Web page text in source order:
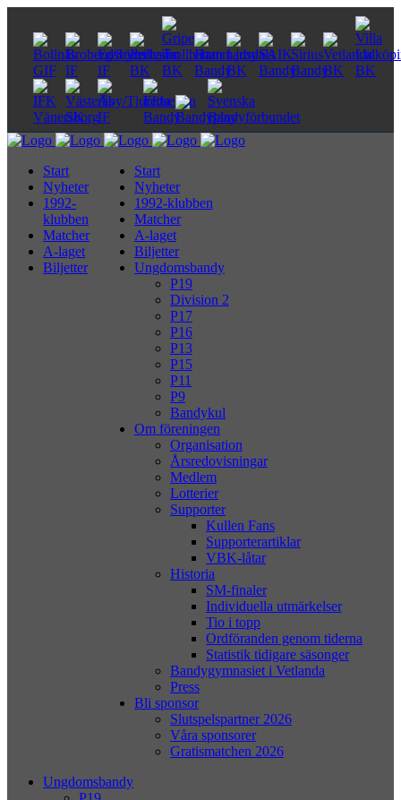
Start
Nyheter
1992-klubben
Matcher
A-laget
Biljetter
Ungdomsbandy
P19
Division 2
P17
P16
P13
P15
P11
P9
Bandykul
Om föreningen
Organisation
Årsredovisningar
Medlem
Lotterier
Supporter
Kullen Fans
Supporterartiklar
VBK-låtar
Historia
SM-finaler
Individuella utmärkelser
Tio i topp
Ordföranden genom tiderna
Statistik tidigare säsonger
Bandygymnasiet i Vetlanda
Press
Bli sponsor
Slutspelspartner 2026
Våra sponsorer
Gratismatchen 2026
Start
Nyheter
1992-
klubben
Matcher
A-laget
Biljetter
Ungdomsbandy